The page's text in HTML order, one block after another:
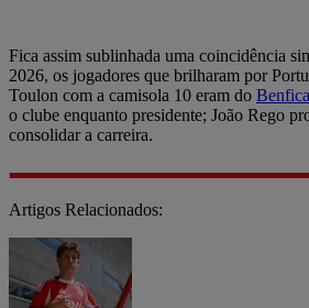
Fica assim sublinhada uma coincidência
2026, os jogadores que brilharam por
Toulon com a camisola 10 eram do Benfica
o clube enquanto presidente; João Rego
consolidar a carreira.
Artigos Relacionados: